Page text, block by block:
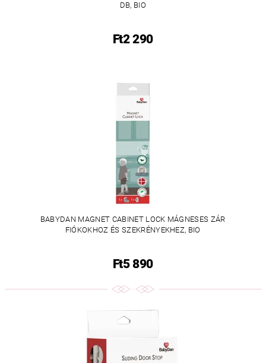
DB, BIO
Ft2 290
BABYDAN MAGNET CABINET LOCK MÁGNESES ZÁR
FIÓKOKHOZ ÉS SZEKRÉNYEKHEZ, BIO
Ft5 890